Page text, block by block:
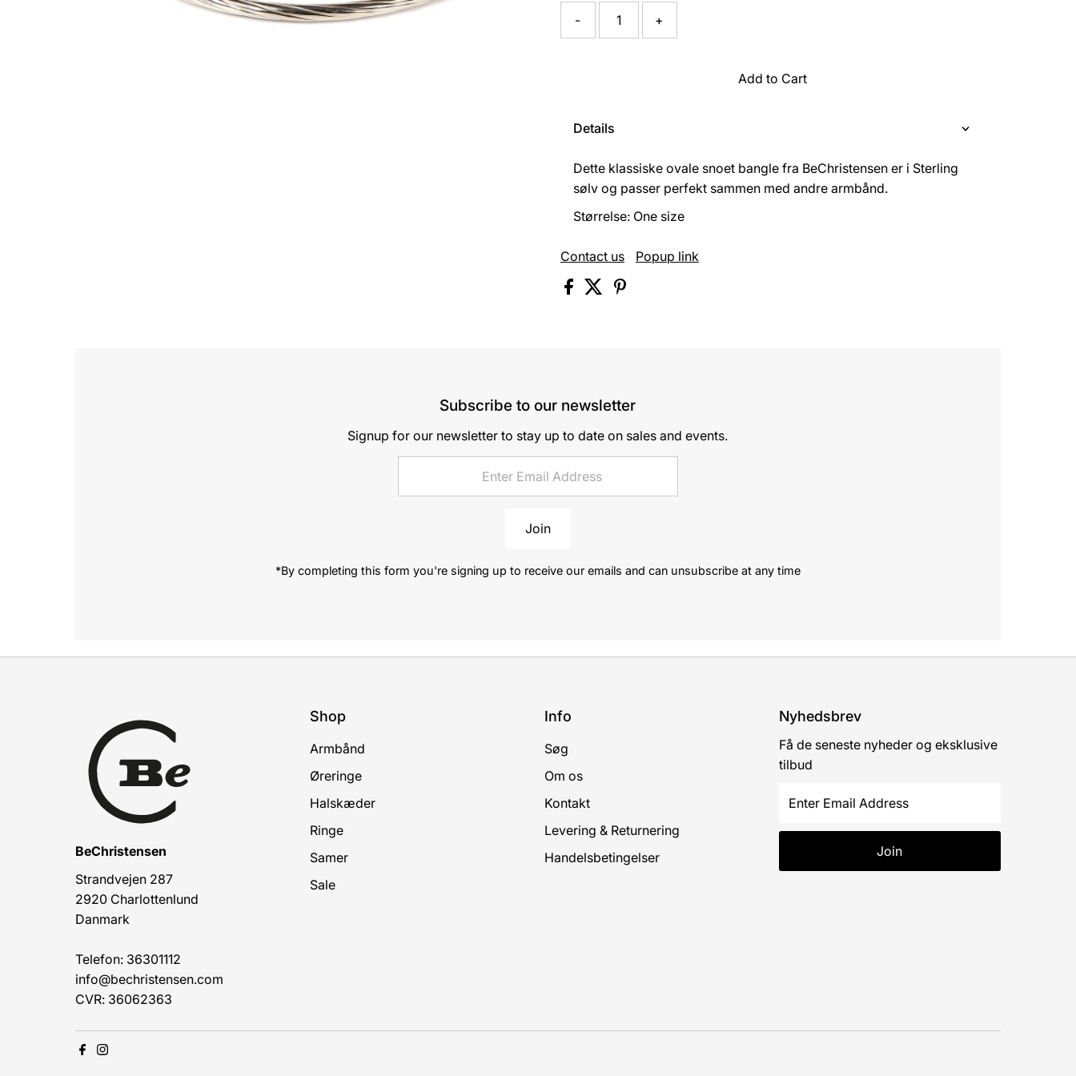
- +
Add to Cart
Details
Dette klassiske ovale snoet bangle fra BeChristensen er i Sterling
sølv og passer perfekt sammen med andre armbånd.
Størrelse: One size
Contact us Popup link
Subscribe to our newsletter
Signup for our newsletter to stay up to date on sales and events.
Join
*By completing this form you're signing up to receive our emails and can unsubscribe at any time
BeChristensen
Strandvejen 287
2920 Charlottenlund
Danmark
Telefon: 36301112
info@bechristensen.com
CVR: 36062363
Shop
Armbånd
Øreringe
Halskæder
Ringe
Samer
Sale
Info
Søg
Om os
Kontakt
Levering & Returnering
Handelsbetingelser
Nyhedsbrev
Få de seneste nyheder og eksklusive
tilbud
Email
Address
Join